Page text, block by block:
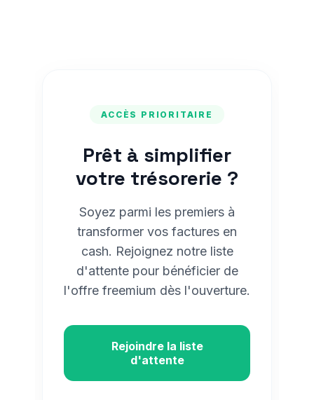
ACCÈS PRIORITAIRE
Prêt à simplifier
votre trésorerie ?
Soyez parmi les premiers à
transformer vos factures en
cash. Rejoignez notre liste
d'attente pour bénéficier de
l'offre freemium dès l'ouverture.
Rejoindre la liste
d'attente